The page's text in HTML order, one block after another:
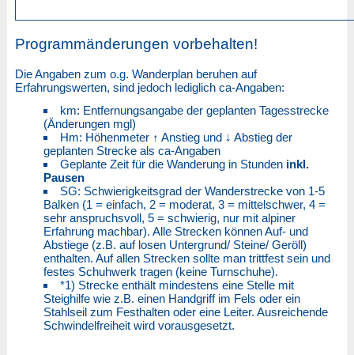
Programmänderungen vorbehalten!
Die Angaben zum o.g. Wanderplan beruhen auf
Erfahrungswerten, sind jedoch lediglich ca-Angaben:
km: Entfernungsangabe der geplanten Tagesstrecke
(Änderungen mgl)
Hm: Höhenmeter ↑ Anstieg und ↓ Abstieg der
geplanten Strecke als ca-Angaben
Geplante Zeit für die Wanderung in Stunden inkl.
Pausen
SG: Schwierigkeitsgrad der Wanderstrecke von 1-5
Balken (1 = einfach, 2 = moderat, 3 = mittelschwer, 4 =
sehr anspruchsvoll, 5 = schwierig, nur mit alpiner
Erfahrung machbar). Alle Strecken können Auf- und
Abstiege (z.B. auf losen Untergrund/ Steine/ Geröll)
enthalten. Auf allen Strecken sollte man trittfest sein und
festes Schuhwerk tragen (keine Turnschuhe).
*1) Strecke enthält mindestens eine Stelle mit
Steighilfe wie z.B. einen Handgriff im Fels oder ein
Stahlseil zum Festhalten oder eine Leiter. Ausreichende
Schwindelfreiheit wird vorausgesetzt.